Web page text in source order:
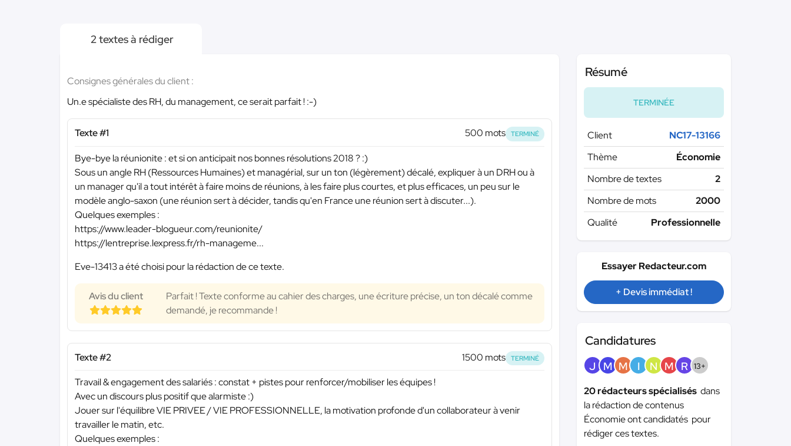
2 textes à rédiger
Consignes générales du client :
Un.e spécialiste des RH, du management, ce serait parfait ! :-)
Texte #1 500 mots TERMINÉ
Bye-bye la réunionite : et si on anticipait nos bonnes résolutions 2018 ? :)
Sous un angle RH (Ressources Humaines) et managérial, sur un ton (légèrement) décalé, expliquer à un DRH ou à
un manager qu'il a tout intérêt à faire moins de réunions, à les faire plus courtes, et plus efficaces, un peu sur le
modèle anglo-saxon (une réunion sert à décider, tandis qu'en France une réunion sert à discuter...).
Quelques exemples :
https://www.leader-blogueur.com/reunionite/
https://lentreprise.lexpress.fr/rh-manageme...
Eve-13413 a été choisi pour la rédaction de ce texte.
Avis du client
Parfait ! Texte conforme au cahier des charges, une écriture précise, un ton décalé comme
demandé, je recommande !
Texte #2 1500 mots TERMINÉ
Travail & engagement des salariés : constat + pistes pour renforcer/mobiliser les équipes !
Avec un discours plus positif que alarmiste :)
Jouer sur l'équilibre VIE PRIVEE / VIE PROFESSIONNELLE, la motivation profonde d'un collaborateur à venir
travailler le matin, etc.
Quelques exemples :
Résumé
TERMINÉE
Client
NC17-13166
Thème
Économie
Nombre de textes
2
Nombre de mots
2000
Qualité
Professionnelle
Essayer Redacteur.com
+ Devis immédiat !
Candidatures
J M M I N M R 13+
20 rédacteurs spécialisés dans
la rédaction de contenus
Économie ont candidatés pour
rédiger ces textes.